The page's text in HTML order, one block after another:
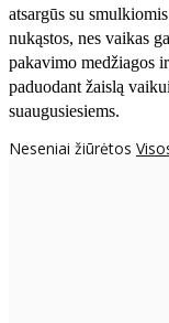
atsargūs su
nukąstos, nes vaikas
pakavimo medžiagos
paduodant žaislą
suaugusiesiems.
Neseniai žiūrėtos